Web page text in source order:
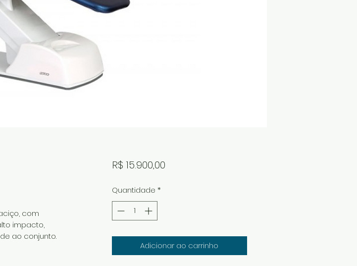
com
impacto,
ao conjunto.
R$ 15.900,00Preço
Quantidade *
Adicionar ao carrinho